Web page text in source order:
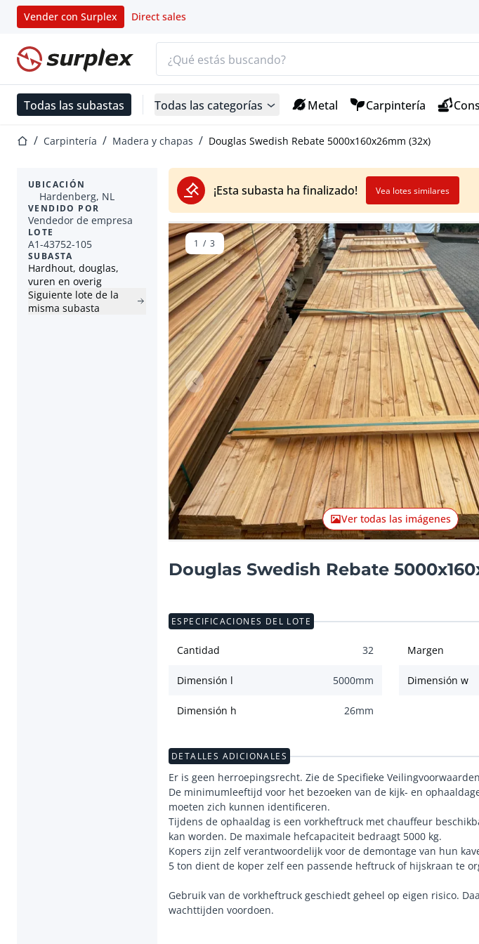
Vender con Surplex Direct sales
Página de inicio
Todas las subastas Todas las categorías Metal Carpintería
Página de inicio
Carpintería Madera y chapas Douglas Swedish Rebate 5000x160x26mm (32x)
¡Esta subasta ha finalizado! Vea lotes similares
UBICACIÓN
Hardenberg, NL
VENDIDO POR
Vendedor de empresa
LOTE
A1-43752-105
SUBASTA
Hardhout, douglas,
vuren en overig
Siguiente lote de la
misma subasta
Artículo anterior
Ver todas las imágenes
1 / 3
Douglas Swedish Rebate
ESPECIFICACIONES DEL LOTE
Cantidad 32 Margen
Dimensión l 5000mm Dimensión w
Dimensión h 26mm
DETALLES ADICIONALES
Er is geen herroepingsrecht. Zie de Specifieke
De minimumleeftijd voor het bezoeken van de kijk- en
moeten zich kunnen identificeren.
Tijdens de ophaaldag is een vorkheftruck met chauffeur
kan worden. De maximale hefcapaciteit bedraagt 5000 kg.
Kopers zijn zelf verantwoordelijk voor de demontage van hun
5 ton dient de koper zelf een passende heftruck of hijskraan te
Gebruik van de vorkheftruck geschiedt geheel op eigen risico.